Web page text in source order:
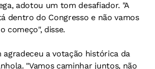
adotou um tom desafiador. "A
dentro do Congresso e não vamos
começo", disse.
agradeceu a votação histórica da
"Vamos caminhar juntos, não